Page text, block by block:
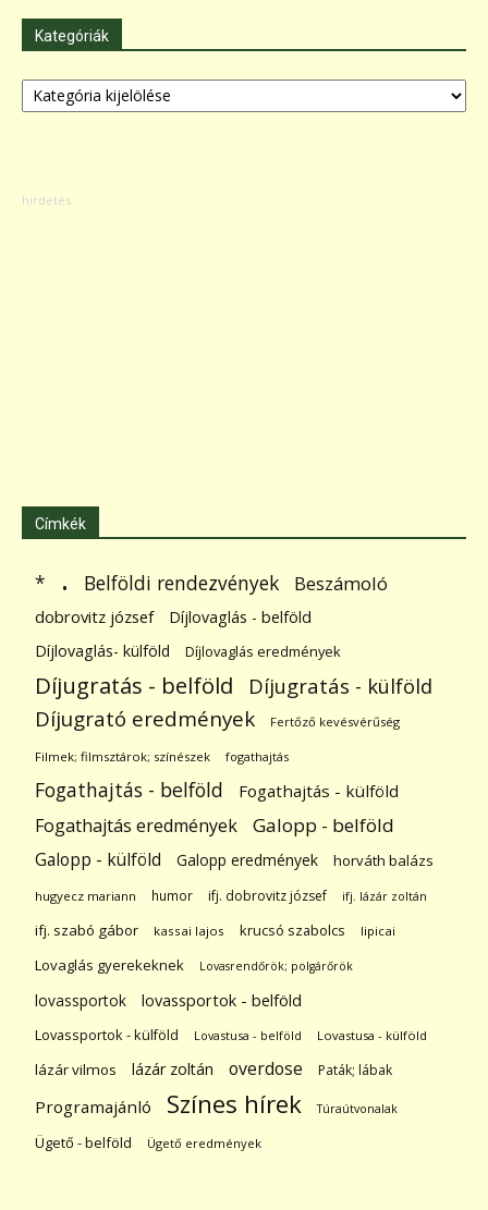
Kategóriák
Kategóriák
Címkék
* . Belföldi rendezvények Beszámoló
dobrovitz józsef
Díjlovaglás - belföld
Díjlovaglás- külföld
Díjlovaglás eredmények
Díjugratás - belföld Díjugratás - külföld
Díjugrató eredmények Fertőző kevésvérűség
Filmek; filmsztárok; színészek fogathajtás
Fogathajtás - belföld Fogathajtás - külföld
Fogathajtás eredmények Galopp - belföld
Galopp - külföld Galopp eredmények horváth balázs
hugyecz mariann humor ifj. dobrovitz józsef ifj. lázár zoltán
ifj. szabó gábor kassai lajos krucsó szabolcs lipicai
Lovaglás gyerekeknek Lovasrendőrök; polgárőrök
lovassportok lovassportok - belföld
Lovassportok - külföld Lovastusa - belföld Lovastusa - külföld
lázár vilmos lázár zoltán overdose Paták; lábak
Programajánló Színes hírek Túraútvonalak
Ügető - belföld Ügető eredmények